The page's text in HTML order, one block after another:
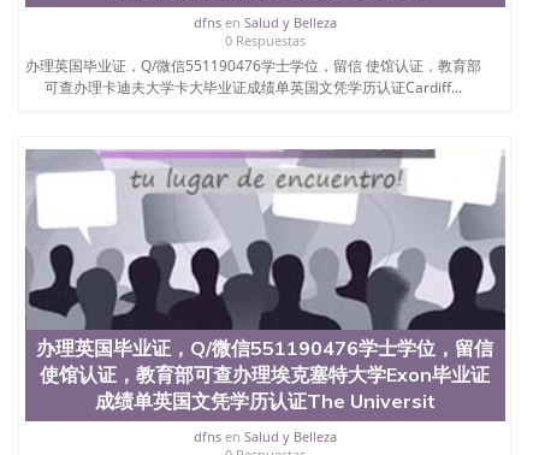
State University）圣何塞州立大学学历证书（San
Jose State University）圣何塞州立大学学历证书
（San Jose State University）澳洲读书未毕业找人做
文凭学位qq微信551190476澳洲读CQU中央昆士兰大
offieUniversityofSouthernQueensland 澳洲读书未毕
业找人做文凭学位qq微信551190476澳洲读CQU中央
昆士兰大学学历成绩单购买学位证书/澳洲读本科硕
士做文凭/购买澳洲大学毕业证成绩单假文凭学历办
理英国毕业证，Q/微信551190476学士学位，留信 使
馆认证，教育部可查办理布里斯托大学布大毕业证成
绩单英国文凭学历认证University of Bristol
dfnsen Salud y Belleza
0 Respuestas
办理英国毕业证，Q/微信551190476学士学位，留信 使馆认证，教育部
可查办理卡迪夫大学卡大毕业证成绩单英国文凭学历认证Cardiff...
办理英国毕业证，Q/微信551190476学士学位，留信
使馆认证，教育部可查办理埃克塞特大学Exon毕业证
成绩单英国文凭学历认证The Universit
dfnsen Salud y Belleza